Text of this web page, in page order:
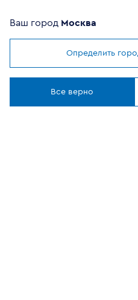
Мы
Где купить
Ваш город Москва
Определить
Все верно